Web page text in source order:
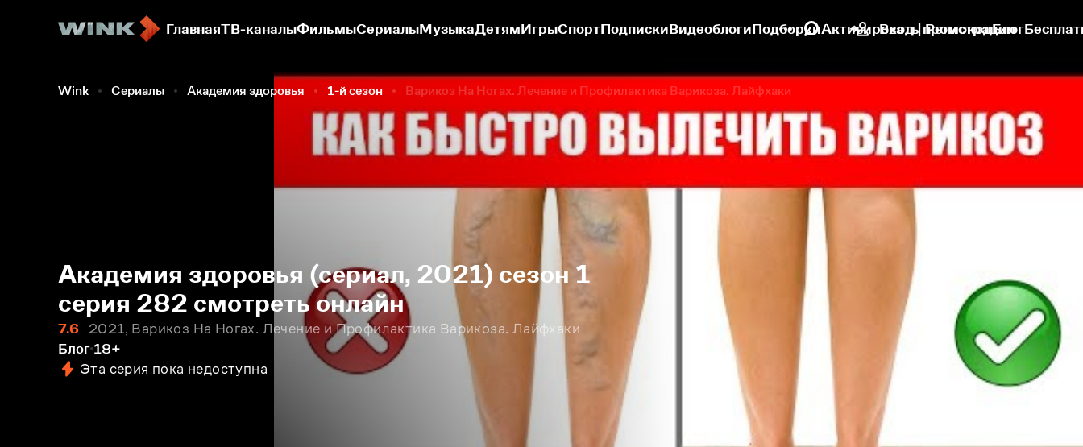
ГлавнаяТВ-каналыФильмыСериалыМузыкаДетямИгрыСпортПодпискиВидеоблогиПодборкиАктивировать промокодБлог
Вход | Регистрация
Wink Сериалы Академия здоровья 1-й сезон Варикоз На Ногах. Лечение и Профилактика Варикоза. Лайфхаки
Академия здоровья (сериал, 2021) сезон 1
серия 282 смотреть онлайн
7.6
2021, Варикоз На Ногах. Лечение и Профилактика Варикоза. Лайфхаки
Блог 18+
Эта серия пока недоступна